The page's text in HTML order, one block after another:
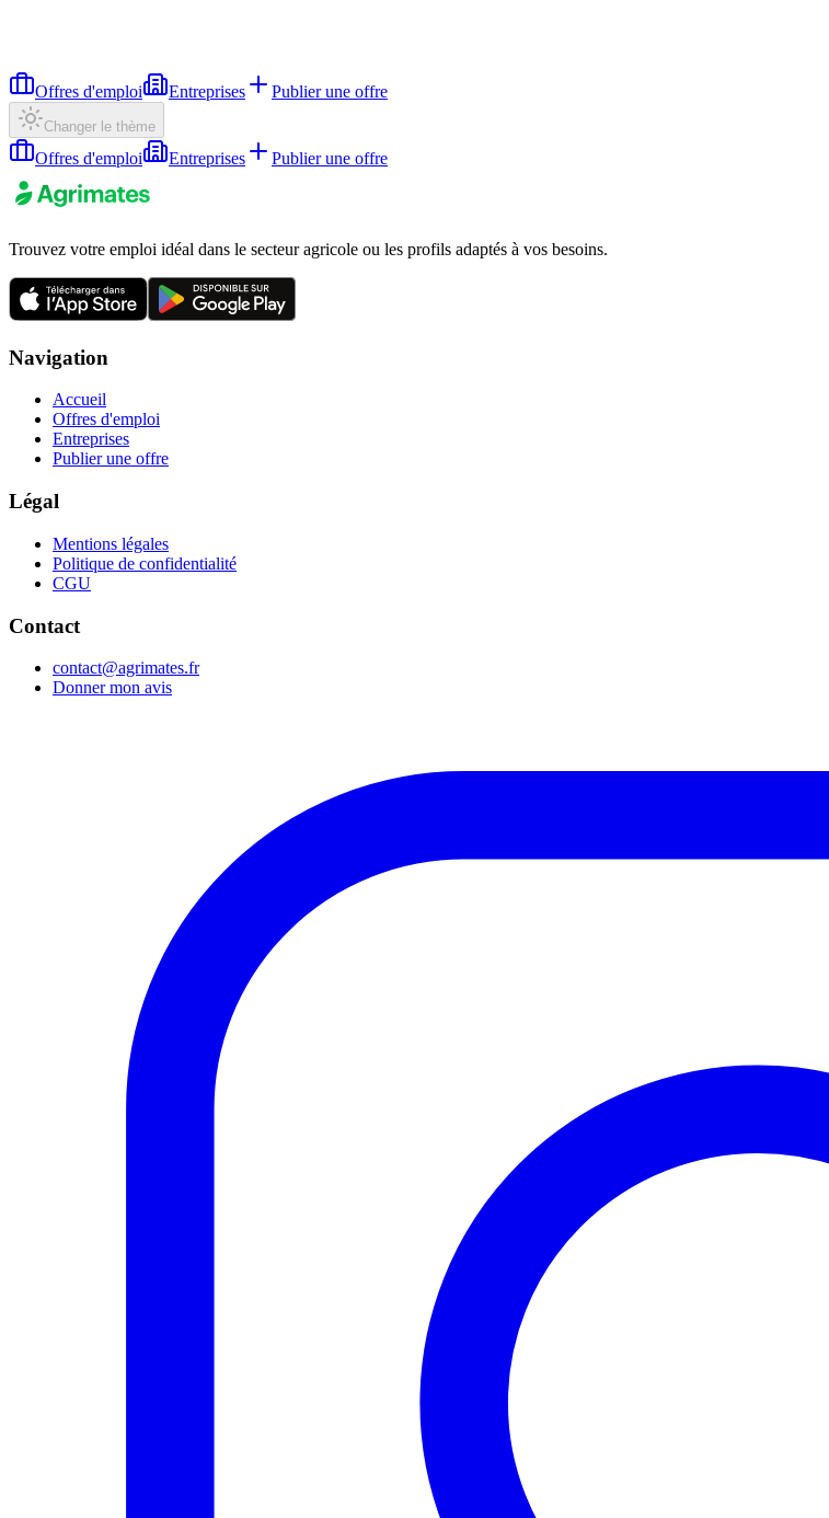
Offres d'emploi Entreprises Publier une offre
Changer le thème
Offres d'emploi Entreprises Publier une offre
Trouvez votre emploi idéal dans le secteur agricole ou les profils adaptés à vos besoins.
Navigation
Accueil
Offres d'emploi
Entreprises
Publier une offre
Légal
Mentions légales
Politique de confidentialité
CGU
Contact
contact@agrimates.fr
Donner mon avis